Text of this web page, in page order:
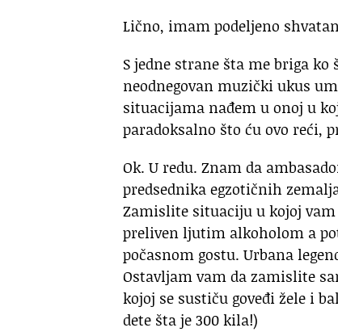
Lično, imam podeljeno
S jedne strane šta me briga
neodnegovan muzički ukus
situacijama nađem u onoj u
paradoksalno što ću ovo reći,
Ok. U redu. Znam da
predsednika egzotičnih
Zamislite situaciju u kojoj
preliven ljutim alkoholom a
počasnom gostu. Urbana
Ostavljam vam da zamislite
kojoj se sustiču goveđi žele i
dete šta je 300 kila!)